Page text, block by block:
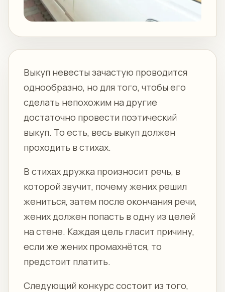
Выкуп невесты зачастую проводится
однообразно, но для того, чтобы его
сделать непохожим на другие
достаточно провести поэтический
выкуп. То есть, весь выкуп должен
проходить в стихах.
В стихах дружка произносит речь, в
которой звучит, почему жених решил
жениться, затем после окончания речи,
жених должен попасть в одну из целей
на стене. Каждая цель гласит причину,
если же жених промахнётся, то
предстоит платить.
Следующий конкурс состоит из того,